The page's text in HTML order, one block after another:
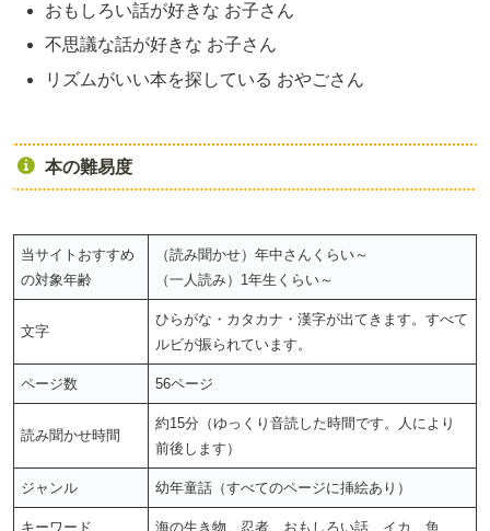
おもしろい話が好きな お子さん
不思議な話が好きな お子さん
リズムがいい本を探している おやごさん
本の難易度
当サイトおすすめ
の対象年齢
（読み聞かせ）年中さんくらい～
（一人読み）1年生くらい～
文字
ひらがな・カタカナ・漢字が出てきます。すべて
ルビが振られています。
ページ数 56ページ
読み聞かせ時間
約15分（ゆっくり音読した時間です。人により
前後します）
ジャンル 幼年童話（すべてのページに挿絵あり）
キーワード 海の生き物 忍者 おもしろい話 イカ 魚